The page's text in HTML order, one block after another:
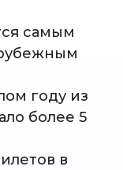
самым
году из
более 5
в